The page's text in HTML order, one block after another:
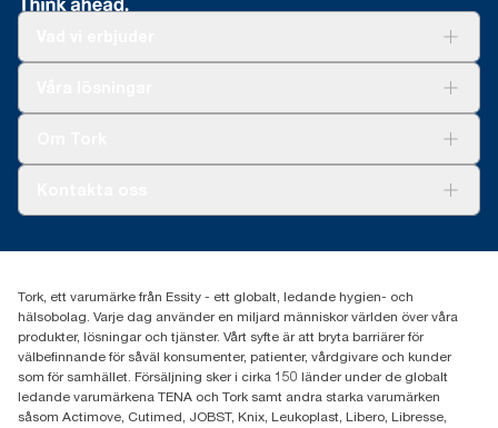
031-746 17 00
Tork, ett varumärke från Essity - ett globalt, ledande hygien- och
hälsobolag. Varje dag använder en miljard människor världen över våra
produkter, lösningar och tjänster. Vårt syfte är att bryta barriärer för
välbefinnande för såväl konsumenter, patienter, vårdgivare och kunder
som för samhället. Försäljning sker i cirka 150 länder under de globalt
ledande varumärkena TENA och Tork samt andra starka varumärken
såsom Actimove, Cutimed, JOBST, Knix, Leukoplast, Libero, Libresse,